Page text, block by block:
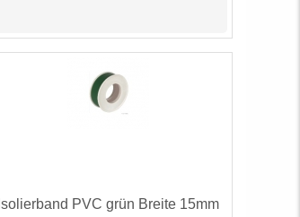
Isolierband PVC grün Breite 15mm